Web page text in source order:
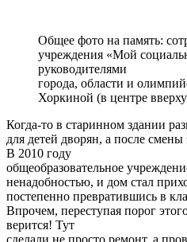
Общее фото на память:
учреждения «Мой
руководителями
города, области и
Хоркиной (в центре
Когда-то в старинном здании
для детей дворян, а после
В 2010 году
общеобразовательное
ненадобностью, и дом стал
постепенно превратившись в
Впрочем, переступая порог
верится! Тут
сделали не просто ремонт, а